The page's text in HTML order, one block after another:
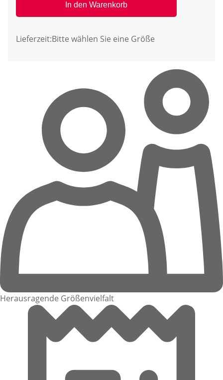
In den Warenkorb
Lieferzeit:Bitte wählen Sie eine Größe
Herausragende Größenvielfalt